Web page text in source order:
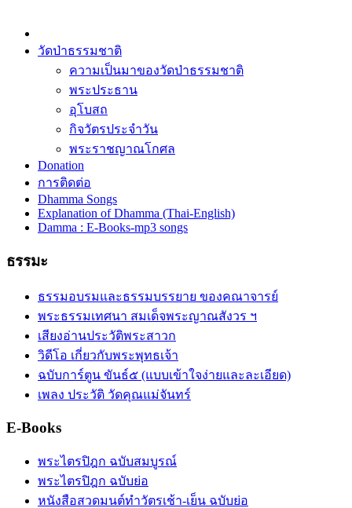
วัดป่าธรรมชาติ
ความเป็นมาของวัดป่าธรรมชาติ
พระประธาน
อุโบสถ
กิจวัตรประจำวัน
พระราชญาณโกศล
Donation
การติดต่อ
Dhamma Songs
Explanation of Dhamma (Thai-English)
Damma : E-Books-mp3 songs
ธรรมะ
ธรรมอบรมและธรรมบรรยาย ของคณาจารย์
พระธรรมเทศนา สมเด็จพระญาณสังวร ฯ
เสียงอ่านประวัติพระสาวก
วิดีโอ เกี่ยวกับพระพุทธเจ้า
ฉบับการ์ตูน ขันธ์๕ (แบบเข้าใจง่ายและละเอียด)
เพลง ประวัติ วัดคุณแม่จันทร์
E-Books
พระไตรปิฎก ฉบับสมบูรณ์
พระไตรปิฎก ฉบับย่อ
หนังสือสวดมนต์ทำวัตรเช้า-เย็น ฉบับย่อ